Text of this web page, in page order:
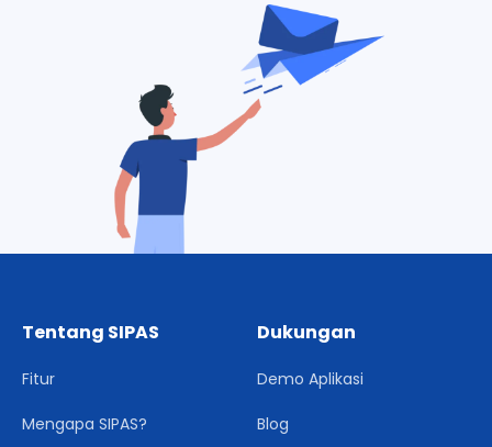
Tentang SIPAS
Fitur
Mengapa SIPAS?
Dukungan
Demo Aplikasi
Blog